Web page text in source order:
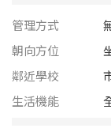
嘉義市
嘉義縣
台南市
20~30 坪
60~70 坪
管理方式
朝向方位
鄰近學校
生活機能